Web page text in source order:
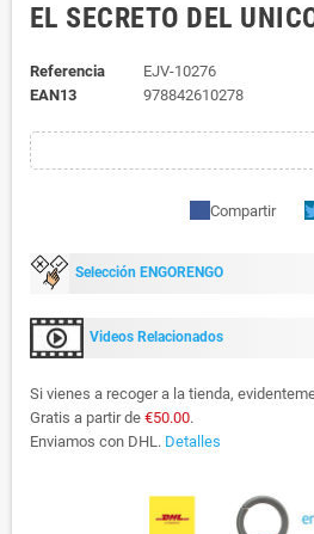
EL SECRETO DEL
Referencia
EJV-10276
EAN13
978842610278
Compartir
Selección ENGORENGO
Videos Relacionados
Si vienes a recoger a la tienda,
Gratis a partir de €50.00.
Enviamos con DHL. Detalles